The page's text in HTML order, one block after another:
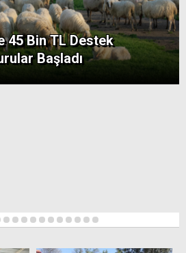
45 Bin TL Destek
Başladı
5 6 7 8 9 10 11 12 13 14 15